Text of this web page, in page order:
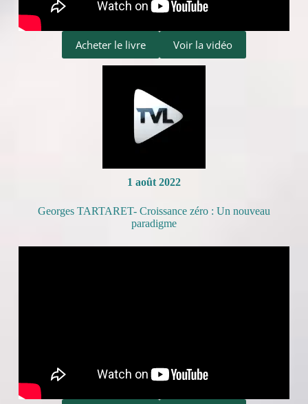
Acheter le livre Voir la vidéo
1 août 2022
Georges TARTARET- Croissance zéro : Un nouveau
paradigme